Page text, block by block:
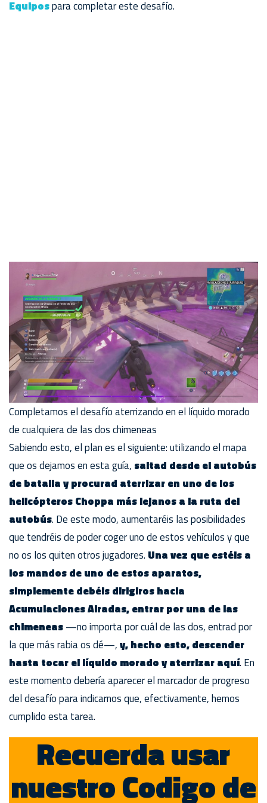
Equipospara completar este desafío.
Completamos el desafío aterrizando en el líquido morado
de cualquiera de las dos chimeneas
Sabiendo esto, el plan es el siguiente: utilizando el mapa
que os dejamos en esta guía, saltad desde el autobús
de batalla y procurad aterrizar en uno de los
helicópteros Choppa más lejanos a la ruta del
autobús. De este modo, aumentaréis las posibilidades
que tendréis de poder coger uno de estos vehículos y que
no os los quiten otros jugadores. Una vez que estéis a
los mandos de uno de estos aparatos,
simplemente debéis dirigiros hacia
Acumulaciones Airadas, entrar por una de las
chimeneas—no importa por cuál de las dos, entrad por
la que más rabia os dé—,y, hecho esto, descender
hasta tocar el líquido morado y aterrizar aquí. En
este momento debería aparecer el marcador de progreso
del desafío para indicarnos que, efectivamente, hemos
cumplido esta tarea.
Recuerda usar
nuestro Codigo de